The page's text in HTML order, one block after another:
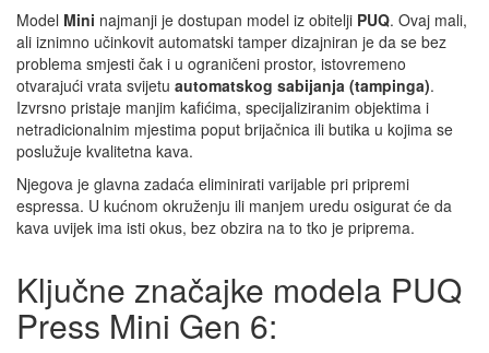
Model Mini najmanji je dostupan model iz obitelji PUQ. Ovaj mali,
ali iznimno učinkovit automatski tamper dizajniran je da se bez
problema smjesti čak i u ograničeni prostor, istovremeno
otvarajući vrata svijetu automatskog sabijanja (tampinga).
Izvrsno pristaje manjim kafićima, specijaliziranim objektima i
netradicionalnim mjestima poput brijačnica ili butika u kojima se
poslužuje kvalitetna kava.
Njegova je glavna zadaća eliminirati varijable pri pripremi
espressa. U kućnom okruženju ili manjem uredu osigurat će da
kava uvijek ima isti okus, bez obzira na to tko je priprema.
Ključne značajke modela PUQ
Press Mini Gen 6: